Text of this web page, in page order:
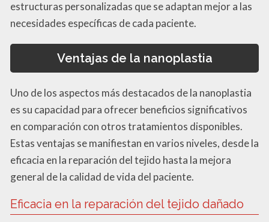
estructuras personalizadas que se adaptan mejor a las
necesidades específicas de cada paciente.
Ventajas de la nanoplastia
Uno de los aspectos más destacados de la nanoplastia
es su capacidad para ofrecer beneficios significativos
en comparación con otros tratamientos disponibles.
Estas ventajas se manifiestan en varios niveles, desde la
eficacia en la reparación del tejido hasta la mejora
general de la calidad de vida del paciente.
Eficacia en la reparación del tejido dañado